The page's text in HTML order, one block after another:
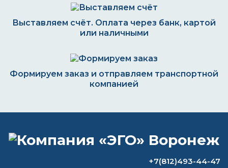
Выставляем счёт. Оплата через банк, картой
или наличными
Формируем заказ и отправляем транспортной
компанией
ВОПРОС-ОТВЕТ
+7(812)493-44-47